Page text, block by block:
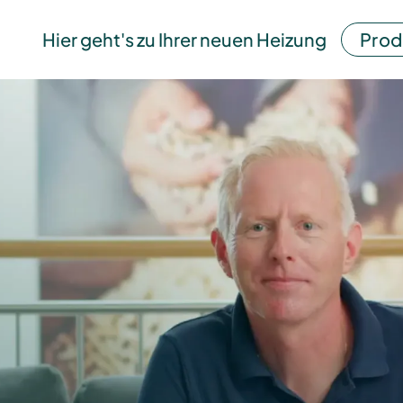
Hier geht's zu Ihrer neuen Heizung